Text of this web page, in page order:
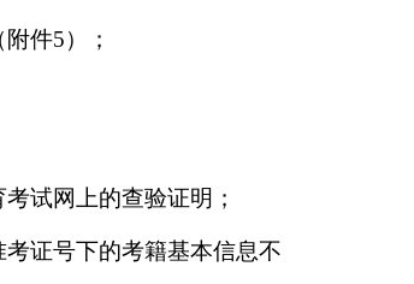
附件5）；
试网上的查验证明；
考证号下的考籍基本信息不